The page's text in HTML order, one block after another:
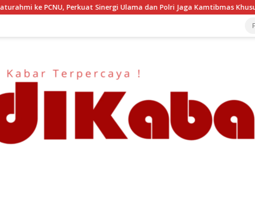
Ulama dan Polri Jaga Kamtibmas Khususnya Persoalan Sosial